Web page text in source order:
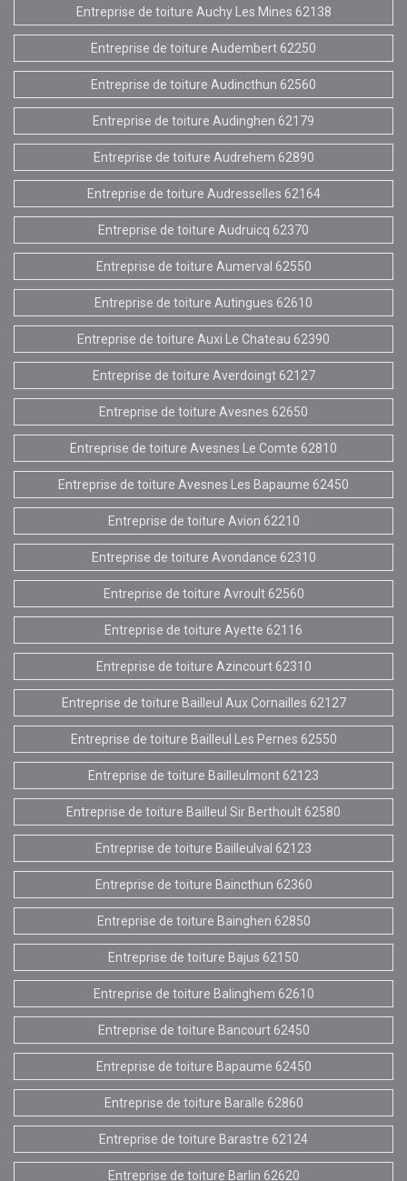
Entreprise de toiture Auchy Les Mines 62138
Entreprise de toiture Audembert 62250
Entreprise de toiture Audincthun 62560
Entreprise de toiture Audinghen 62179
Entreprise de toiture Audrehem 62890
Entreprise de toiture Audresselles 62164
Entreprise de toiture Audruicq 62370
Entreprise de toiture Aumerval 62550
Entreprise de toiture Autingues 62610
Entreprise de toiture Auxi Le Chateau 62390
Entreprise de toiture Averdoingt 62127
Entreprise de toiture Avesnes 62650
Entreprise de toiture Avesnes Le Comte 62810
Entreprise de toiture Avesnes Les Bapaume 62450
Entreprise de toiture Avion 62210
Entreprise de toiture Avondance 62310
Entreprise de toiture Avroult 62560
Entreprise de toiture Ayette 62116
Entreprise de toiture Azincourt 62310
Entreprise de toiture Bailleul Aux Cornailles 62127
Entreprise de toiture Bailleul Les Pernes 62550
Entreprise de toiture Bailleulmont 62123
Entreprise de toiture Bailleul Sir Berthoult 62580
Entreprise de toiture Bailleulval 62123
Entreprise de toiture Baincthun 62360
Entreprise de toiture Bainghen 62850
Entreprise de toiture Bajus 62150
Entreprise de toiture Balinghem 62610
Entreprise de toiture Bancourt 62450
Entreprise de toiture Bapaume 62450
Entreprise de toiture Baralle 62860
Entreprise de toiture Barastre 62124
Entreprise de toiture Barlin 62620